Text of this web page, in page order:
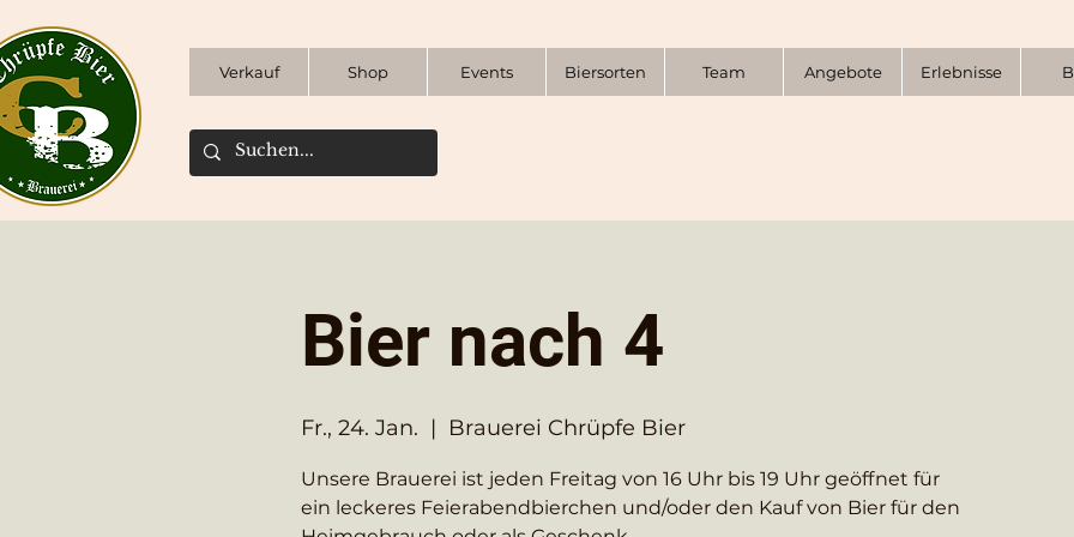
Verkauf Shop Events Biersorten Team Angebote Erlebnisse
Bier nach 4
Fr., 24. Jan.
  |
Brauerei Chrüpfe Bier
Unsere Brauerei ist jeden Freitag von 16 Uhr bis 19 Uhr geöffnet für
ein leckeres Feierabendbierchen und/oder den Kauf von Bier für den